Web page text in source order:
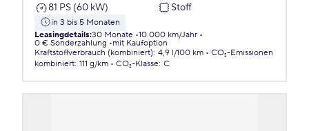
81 PS (60 kW)
Stoff
in 3 bis 5 Monaten
Leasingdetails:30 Monate 10.000 km/Jahr
0 € Sonderzahlung
mit Kaufoption
Kraftstoffverbrauch (kombiniert): 4,9 l/100 km
CO₂-Emissionen
kombiniert: 111 g/km CO₂-Klasse: C